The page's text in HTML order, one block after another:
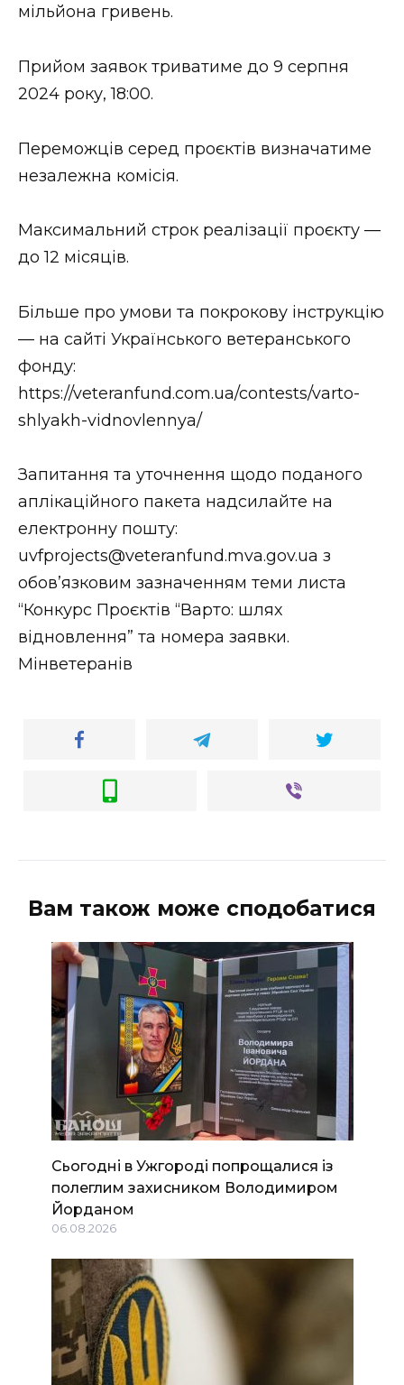
мільйона гривень.
Прийом заявок триватиме до 9 серпня
2024 року, 18:00.
Переможців серед проєктів визначатиме
незалежна комісія.
Максимальний строк реалізації проєкту —
до 12 місяців.
Більше про умови та покрокову інструкцію
— на сайті Українського ветеранського
фонду:
https://veteranfund.com.ua/contests/varto-
shlyakh-vidnovlennya/
Запитання та уточнення щодо поданого
аплікаційного пакета надсилайте на
електронну пошту:
uvfprojects@veteranfund.mva.gov.ua з
обов’язковим зазначенням теми листа
“Конкурс Проєктів “Варто: шлях
відновлення” та номера заявки.
Мінветеранів
Вам також може сподобатися
Сьогодні в Ужгороді попрощалися із
полеглим захисником Володимиром
Йорданом
06.08.2026